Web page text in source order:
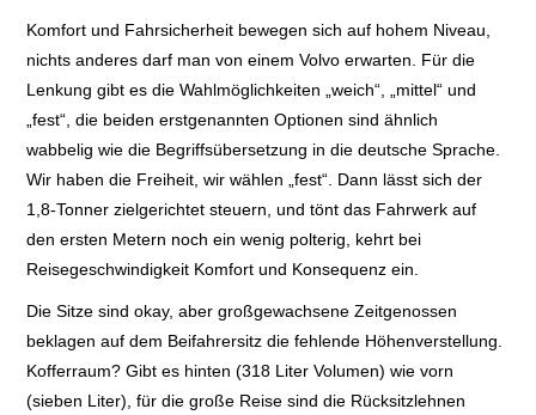
Komfort und Fahrsicherheit bewegen sich auf hohem Niveau,
nichts anderes darf man von einem Volvo erwarten. Für die
Lenkung gibt es die Wahlmöglichkeiten „weich“, „mittel“ und
„fest“, die beiden erstgenannten Optionen sind ähnlich
wabbelig wie die Begriffsübersetzung in die deutsche Sprache.
Wir haben die Freiheit, wir wählen „fest“. Dann lässt sich der
1,8-Tonner zielgerichtet steuern, und tönt das Fahrwerk auf
den ersten Metern noch ein wenig polterig, kehrt bei
Reisegeschwindigkeit Komfort und Konsequenz ein.
Die Sitze sind okay, aber großgewachsene Zeitgenossen
beklagen auf dem Beifahrersitz diefehlende Höhenverstellung.
Kofferraum? Gibt es hinten (318 Liter Volumen) wie vorn
(sieben Liter), für die große Reise sind die Rücksitzlehnen